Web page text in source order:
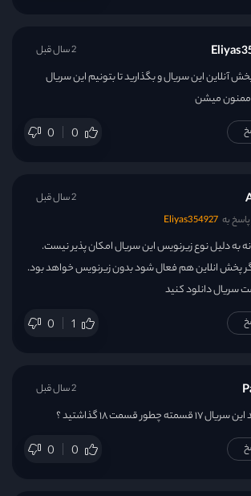
آنلاین این سریال و بگذارید تا بتونیم این سریال
ممنون میشن
0 0
2 سال قبل
به Eliyas354927
به دلیل نوع زیرنویس این سریال امکان پذیر نیست.
پخش انلاین هم فعال شود بدون زیرنویس خواهد بود.
سریال دانلود کنید
0 1
2 سال قبل
چطور قسمت ۱۸ گذاشتید ؟
0 0
2 سال قبل